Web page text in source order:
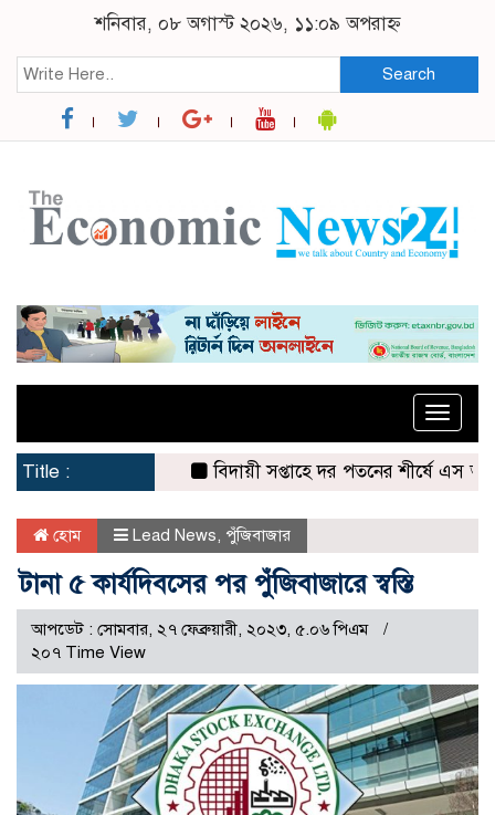
শনিবার, ০৮ অগাস্ট ২০২৬, ১১:০৯ অপরাহ্ন
Search
Toggle
Title :
বিদায়ী সপ্তাহে দর পতনের শীর্ষে এস আলম
হোম Lead News পুঁজিবাজার
টানা ৫ কার্যদিবসের পর পুঁজিবাজারে স্বস্তি
আপডেট : সোমবার, ২৭ ফেব্রুয়ারী, ২০২৩, ৫.০৬ পিএম
২০৭ Time View